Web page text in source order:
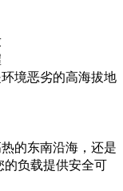
境恶劣的高海拔地
的东南沿海，还是
的负载提供安全可